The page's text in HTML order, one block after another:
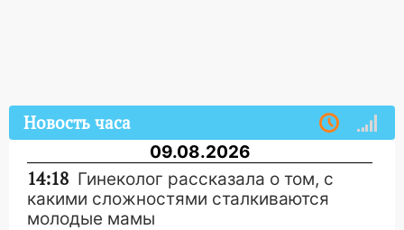
Новость часа
09.08.2026
14:18 Гинеколог рассказала о том, с
какими сложностями сталкиваются
молодые мамы